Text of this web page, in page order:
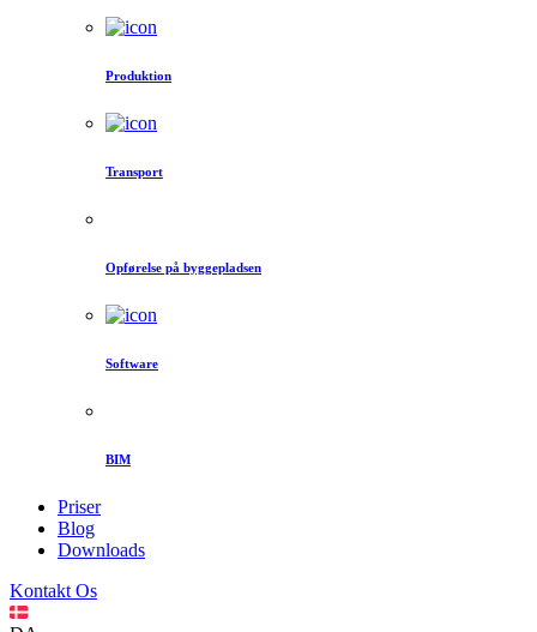
Produktion
Transport
Opførelse på byggepladsen
Software
BIM
Priser
Blog
Downloads
Kontakt Os